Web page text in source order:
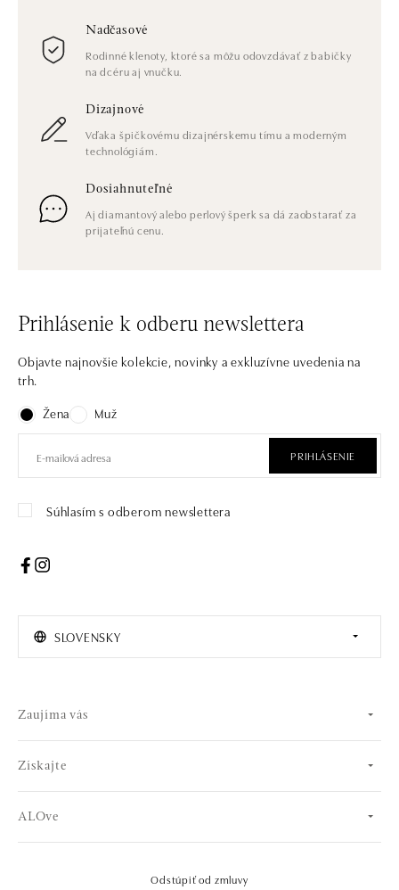
Nadčasové
Rodinné klenoty, ktoré sa môžu odovzdávať z babičky
na dcéru aj vnučku.
Dizajnové
Vďaka špičkovému dizajnérskemu tímu a moderným
technológiám.
Dosiahnuteľné
Aj diamantový alebo perlový šperk sa dá zaobstarať za
prijateľnú cenu.
Prihlásenie k odberu newslettera
Objavte najnovšie kolekcie, novinky a exkluzívne uvedenia na
trh.
Žena
Muž
PRIHLÁSENIE
Súhlasím s odberom newslettera
SLOVENSKY
Zaujíma vás
Získajte
ALOve
Odstúpiť od zmluvy